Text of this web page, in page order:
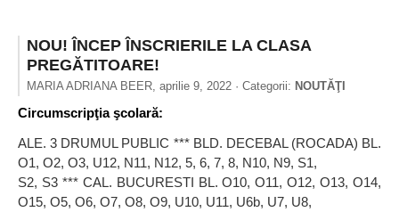
NOU! ÎNCEP ÎNSCRIERILE LA CLASA
PREGĂTITOARE!
MARIA ADRIANA BEER, aprilie 9, 2022 · Categorii: NOUTĂŢI
Circumscripţia şcolară:
ALE. 3 DRUMUL PUBLIC *** BLD. DECEBAL (ROCADA) BL.
O1, O2, O3, U12, N11, N12, 5, 6, 7, 8, N10, N9, S1,
S2, S3 *** CAL. BUCURESTI BL. O10, O11, O12, O13, O14,
O15, O5, O6, O7, O8, O9, U10, U11, U6b, U7, U8,